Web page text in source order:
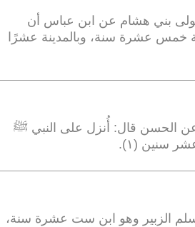
بني هشام عن ابن عباس أن
خمس عشرة سنة، وبالمدينة عشرًا
الحسن قال: أُنزل على النبي ﷺ
سنين (١)
.
الزبير وهو ابن ست عشرة سنة،